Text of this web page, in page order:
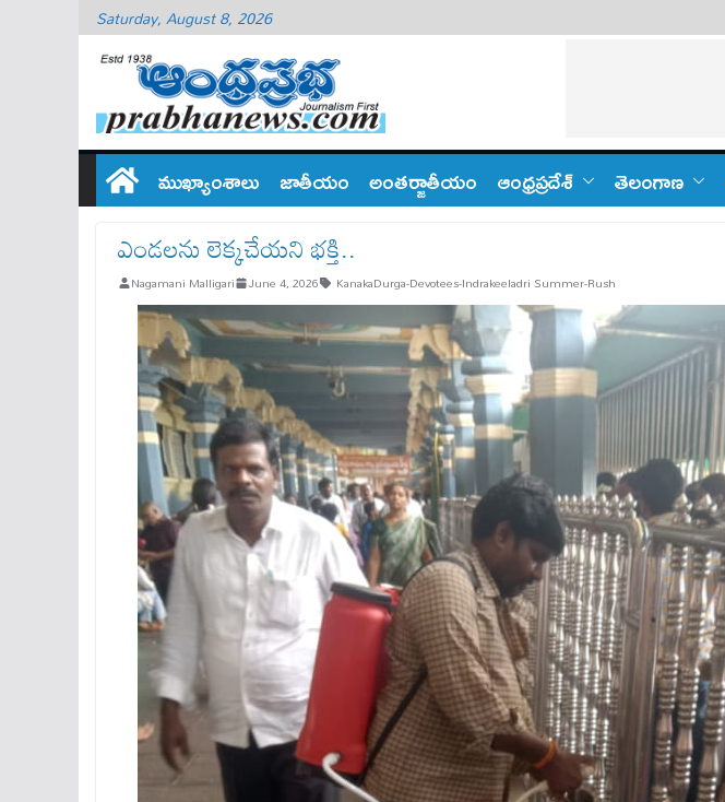
Saturday, August 8, 2026
ముఖ్యాంశాలు జాతీయం అంతర్జాతీయం ఆంధ్ర‌ప్ర‌దేశ్ తెలంగాణ‌
ఎండలను లెక్కచేయని భక్తి..
Nagamani Malligari June 4, 2026 KanakaDurga-Devotees-Indrakeeladri Summer-Rush